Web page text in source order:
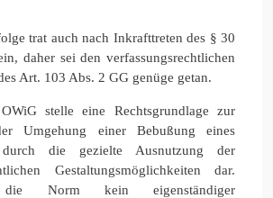
trat auch nach Inkrafttreten des § 30
daher sei den verfassungsrechtlichen
Art. 103 Abs. 2 GG genüge getan.
stelle eine Rechtsgrundlage zur
Umgehung einer Bebußung eines
durch die gezielte Ausnutzung der
Gestaltungsmöglichkeiten dar.
Norm kein eigenständiger